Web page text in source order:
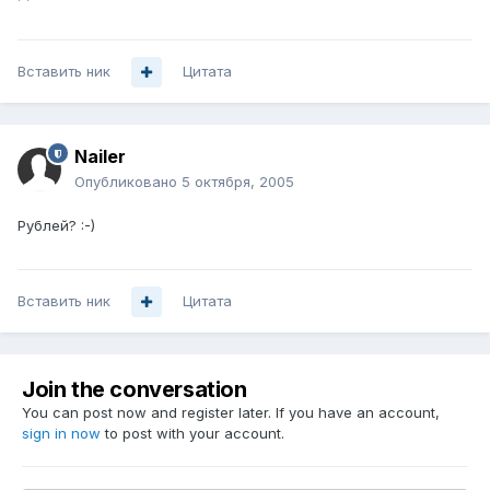
Вставить ник Цитата
Nailer
Опубликовано 5 октября, 2005
Рублей? :-)
Вставить ник Цитата
Join the conversation
You can post now and register later. If you have an account,
sign in now to post with your account.